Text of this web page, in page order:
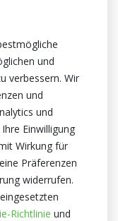
und
verbessern. Wir
und
und
Einwilligung
Wirkung für
Präferenzen
widerrufen.
Richtlinie und